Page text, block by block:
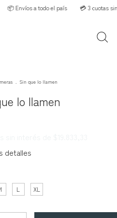
a todo el país 💳 3 cuotas sin interés
. Sin que lo llamen
lo llamen
detalles
L XL